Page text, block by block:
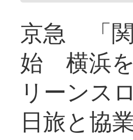
京急 「
始 横浜
リーンス
日旅と協